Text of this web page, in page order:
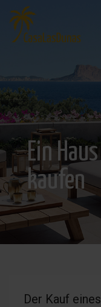
Ein
kaufen
Der Kauf